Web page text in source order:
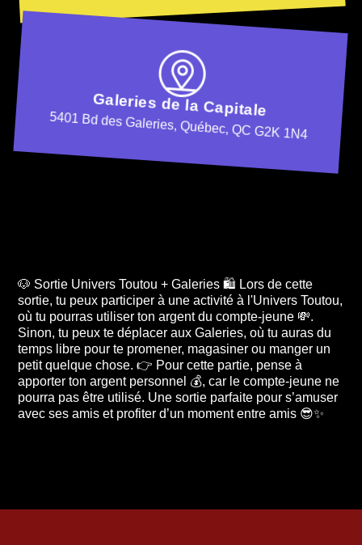
Galeries de la Capitale
5401 Bd des Galeries, Québec, QC G2K 1N4
🐶 Sortie Univers Toutou + Galeries 🛍️ Lors de cette
sortie, tu peux participer à une activité à l'Univers Toutou,
où tu pourras utiliser ton argent du compte-jeune 💸.
Sinon, tu peux te déplacer aux Galeries, où tu auras du
temps libre pour te promener, magasiner ou manger un
petit quelque chose. 👉 Pour cette partie, pense à
apporter ton argent personnel 💰, car le compte-jeune ne
pourra pas être utilisé. Une sortie parfaite pour s’amuser
avec ses amis et profiter d’un moment entre amis 😎✨